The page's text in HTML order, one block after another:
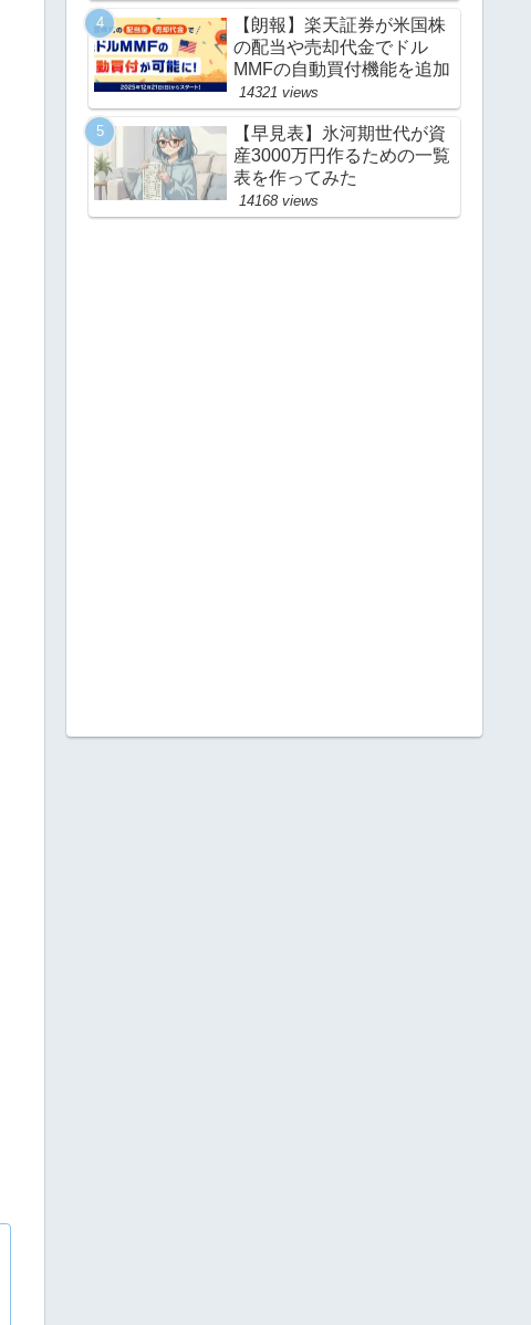
【朗報】楽天証券が米国株
の配当や売却代金でドル
MMFの自動買付機能を追加
14321 views
【早見表】氷河期世代が資
産3000万円作るための一覧
表を作ってみた
14168 views